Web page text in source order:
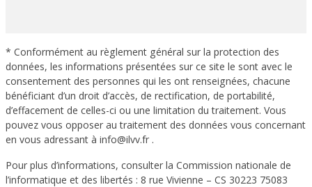
* Conformément au règlement général sur la protection des
données, les informations présentées sur ce site le sont avec le
consentement des personnes qui les ont renseignées, chacune
bénéficiant d’un droit d’accès, de rectification, de portabilité,
d’effacement de celles-ci ou une limitation du traitement. Vous
pouvez vous opposer au traitement des données vous concernant
en vous adressant à info@ilvv.fr .
Pour plus d’informations, consulter la Commission nationale de
l’informatique et des libertés : 8 rue Vivienne – CS 30223 75083